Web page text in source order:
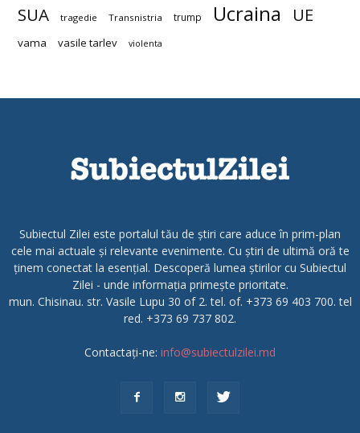
SUA tragedie Transnistria trump Ucraina UE
vama vasile tarlev violenta
Subiectul Zilei este portalul tău de știri care aduce în prim-plan
cele mai actuale și relevante evenimente. Cu știri de ultimă oră te
ținem conectat la esențial. Descoperă lumea știrilor cu Subiectul
Zilei - unde informația primește prioritate.
mun. Chisinau. str. Vasile Lupu 30 of 2. tel. of. +373 69 403 700. tel
red. +373 69 737 802.
Contactați-ne: info@subiectulzilei.md